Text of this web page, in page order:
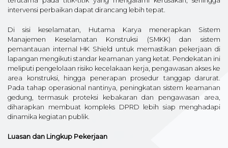
intervensi perbaikan dapat dirancang lebih tepat.
Di sisi keselamatan, Hutama Karya menerapkan Sistem
Manajemen Keselamatan Konstruksi (SMKK) dan sistem
pemantauan internal HK Shield untuk memastikan pekerjaan di
lapangan mengikuti standar keamanan yang ketat. Pendekatan ini
meliputi pengelolaan risiko kecelakaan kerja, pengawasan akses ke
area konstruksi, hingga penerapan prosedur tanggap darurat.
Pada tahap operasional nantinya, peningkatan sistem keamanan
gedung, termasuk proteksi kebakaran dan pengawasan area,
diharapkan membuat kompleks DPRD lebih siap menghadapi
dinamika kegiatan publik.
Luasan dan Lingkup Pekerjaan